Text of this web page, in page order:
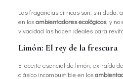
Las fragancias cítricas son, sin duda,
en losambientadores ecológicos, y no
vivacidad las hacen ideales para
Limón: El rey de la frescura
El aceite esencial de limón, extraído
clásico incombustible en los